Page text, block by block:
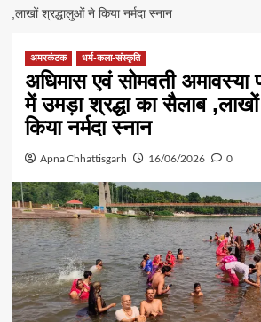
,लाखों श्रद्धालुओं ने किया नर्मदा स्नान
अमरकंटक धर्म-कला-संस्कृति
अधिमास एवं सोमवती
में उमड़ा श्रद्धा का सैलाब
किया नर्मदा स्नान
Apna Chhattisgarh 16/06/2026 0